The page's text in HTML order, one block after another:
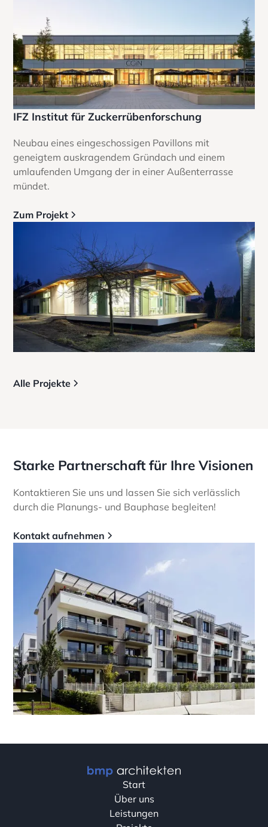
IFZ Institut für Zuckerrübenforschung
Neubau eines eingeschossigen Pavillons mit
geneigtem auskragendem Gründach und einem
umlaufenden Umgang der in einer Außenterrasse
mündet.
Zum Projekt
Alle Projekte
Starke Partnerschaft für Ihre Visionen
Kontaktieren Sie uns und lassen Sie sich verlässlich
durch die Planungs- und Bauphase begleiten!
Kontakt aufnehmen
Start
Über uns
Leistungen